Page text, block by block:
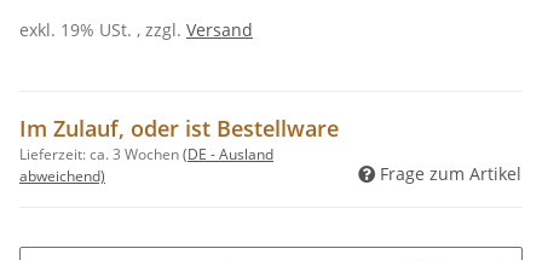
exkl. 19% USt. , zzgl. Versand
Im Zulauf, oder ist Bestellware
Lieferzeit:ca. 3 Wochen(DE - Ausland
abweichend)
Frage zum Artikel